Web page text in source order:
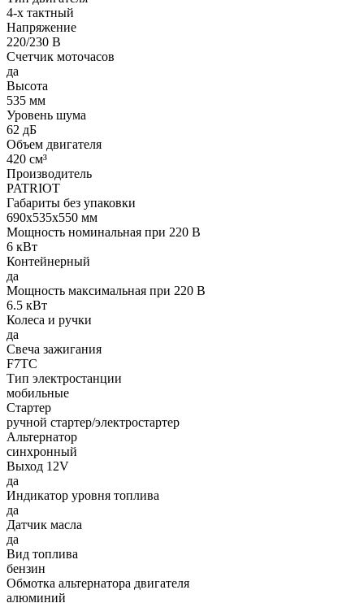
4-х тактный
Напряжение
220/230 В
Счетчик моточасов
да
Высота
535 мм
Уровень шума
62 дБ
Объем двигателя
420 см³
Производитель
PATRIOT
Габариты без упаковки
690х535х550 мм
Мощность номинальная при 220 В
6 кВт
Контейнерный
да
Мощность максимальная при 220 В
6.5 кВт
Колеса и ручки
да
Свеча зажигания
F7TC
Тип электростанции
мобильные
Стартер
ручной стартер/электростартер
Альтернатор
синхронный
Выход 12V
да
Индикатор уровня топлива
да
Датчик масла
да
Вид топлива
бензин
Обмотка альтернатора двигателя
алюминий